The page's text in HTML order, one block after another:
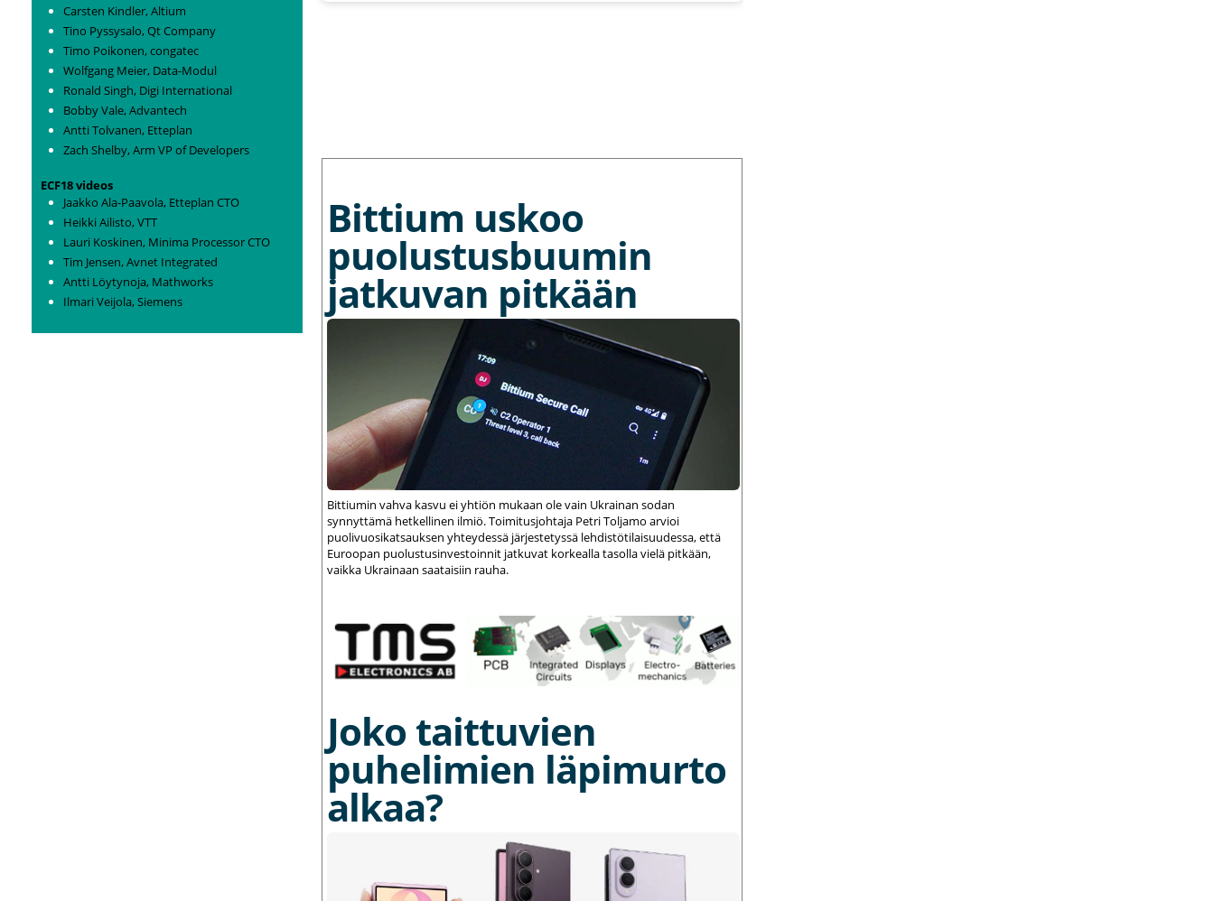
Carsten Kindler, Altium
Tino Pyssysalo, Qt Company
Timo Poikonen, congatec
Wolfgang Meier, Data-Modul
Ronald Singh, Digi International
Bobby Vale, Advantech
Antti Tolvanen, Etteplan
Zach Shelby, Arm VP of Developers
ECF18 videos
Jaakko Ala-Paavola, Etteplan CTO
Heikki Ailisto, VTT
Lauri Koskinen, Minima Processor CTO
Tim Jensen, Avnet Integrated
Antti Löytynoja, Mathworks
Ilmari Veijola, Siemens
Bittium uskoo
puolustusbuumin
jatkuvan pitkään
Bittiumin vahva kasvu ei yhtiön mukaan ole vain Ukrainan sodan
synnyttämä hetkellinen ilmiö. Toimitusjohtaja Petri Toljamo arvioi
puolivuosikatsauksen yhteydessä järjestetyssä lehdistötilaisuudessa, että
Euroopan puolustusinvestoinnit jatkuvat korkealla tasolla vielä pitkään,
vaikka Ukrainaan saataisiin rauha.
Joko taittuvien
puhelimien läpimurto
alkaa?